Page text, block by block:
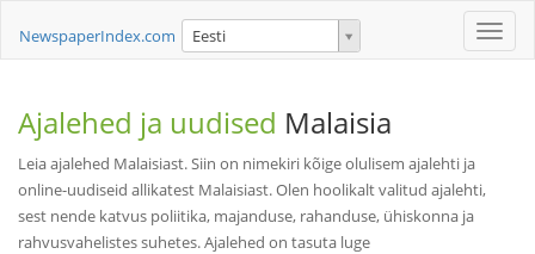
Toggle
NewspaperIndex.com Eesti
Ajalehed ja uudised Malaisia
Leia ajalehed Malaisiast. Siin on nimekiri kõige olulisem ajalehti ja
online-uudiseid allikatest Malaisiast. Olen hoolikalt valitud ajalehti,
sest nende katvus poliitika, majanduse, rahanduse, ühiskonna ja
rahvusvahelistes suhetes. Ajalehed on tasuta luge